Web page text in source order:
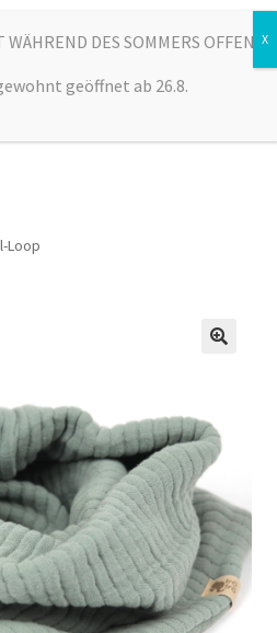
Menü
Loop
DES SOMMERS OFFEN
geöffnet ab 26.8.